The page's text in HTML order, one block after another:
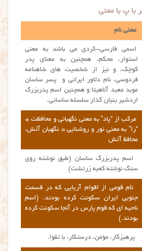
پ با معنی
معنی نام
اسمی فارسی-کردی می باشد به معنی
استوار، محکم، همچنین به معنای پدر
کوچک، و نیز از شخصیت های شاهنامه
فردوسی، نام دلاور ایرانی و پسر ساسان
موبد معبد آناهیتا و همچنین اسم پدربزرگ
اردشیر بنیان گذار سلسله ساسانی.
مرکب از “پاد” به معنی نگهبانی و محافظت +
“را” به معنی نور و روشنایی = نگهبان آتش،
محافظ آتش
اسم پدربزرگ ساسان (طبق نوشته روی
سنگ نوشته کعبه زرتشت)
نام قومی از اقوام آریایی که در قسمت
جنوبی ایران سکونت کرده بودند‎‎. (اسم
ناحیه ای که قوم پارس در آنجا سکونت کرده
بودند.)
پرهیزکار، مؤمن، درستکار، با تقوا.